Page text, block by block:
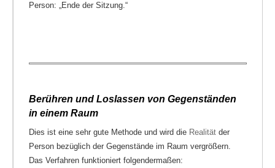
Person: „Ende der Sitzung.“
Berühren und Loslassen von Gegenständen
in einem Raum
Dies ist eine sehr gute Methode und wird die Realität der
Person bezüglich der Gegenstände im Raum vergrößern.
Das Verfahren funktioniert folgendermaßen: